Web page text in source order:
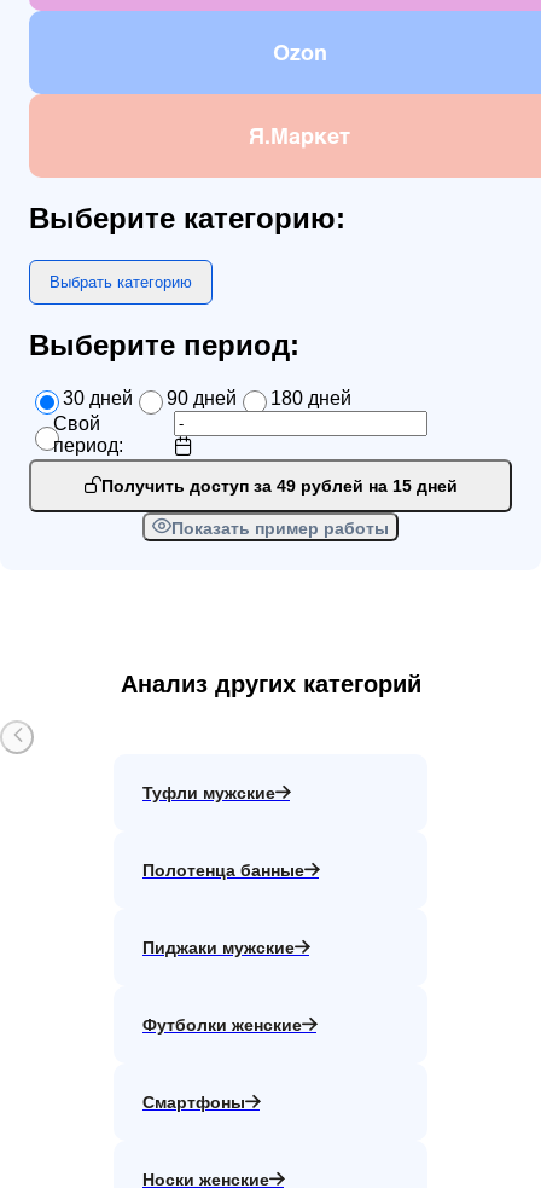
Ozon
Я.Маркет
Выберите категорию:
Выбрать категорию
Выберите период:
30 дней 90 дней
180 дней
Свой
период:
Получить доступ за 49 рублей на 15 дней
Показать пример работы
Анализ других категорий
Туфли мужские
Полотенца банные
Пиджаки мужские
Футболки женские
Смартфоны
Носки женские